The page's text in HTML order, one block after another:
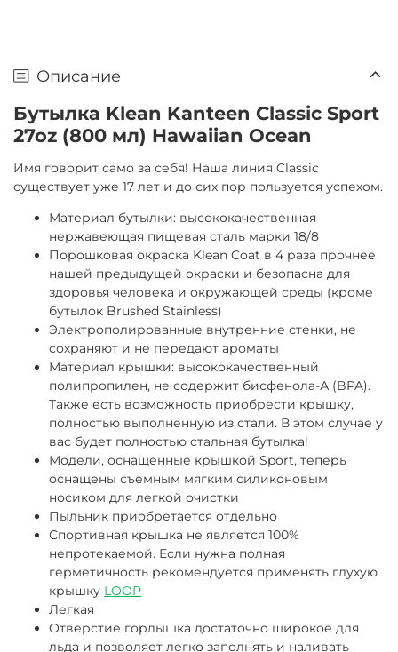
Описание
Бутылка Klean Kanteen Classic Sport
27oz (800 мл) Hawaiian Ocean
Имя говорит само за себя! Наша линия Classic
существует уже 17 лет и до сих пор пользуется успехом.
Материал бутылки: высококачественная
нержавеющая пищевая сталь марки 18/8
Порошковая окраска Klean Coat в 4 раза прочнее
нашей предыдущей окраски и безопасна для
здоровья человека и окружающей среды (кроме
бутылок Brushed Stainless)
Электрополированные внутренние стенки, не
сохраняют и не передают ароматы
Материал крышки: высококачественный
полипропилен, не содержит бисфенола-А (BPA).
Также есть возможность приобрести крышку,
полностью выполненную из стали. В этом случае у
вас будет полностью стальная бутылка!
Модели, оснащенные крышкой Sport, теперь
оснащены съемным мягким силиконовым
носиком для легкой очистки
Пыльник приобретается отдельно
Спортивная крышка не является 100%
непротекаемой. Если нужна полная
герметичность рекомендуется применять глухую
крышку LOOP
Легкая
Отверстие горлышка достаточно широкое для
льда и позволяет легко заполнять и наливать